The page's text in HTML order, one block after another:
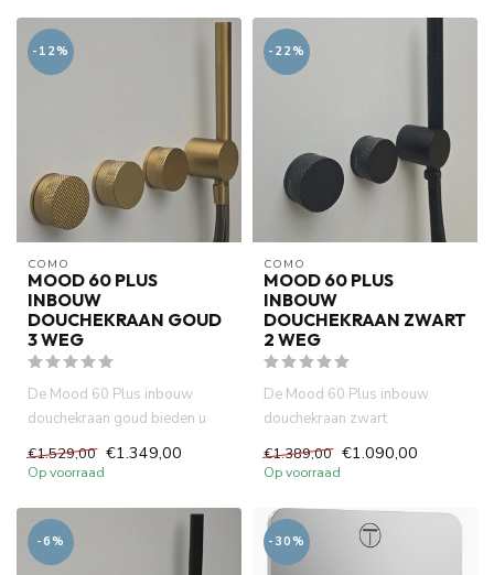
-12%
COMO
MOOD 60 PLUS
INBOUW
DOUCHEKRAAN GOUD
3 WEG
De Mood 60 Plus inbouw
douchekraan goud bieden u
Tegelijkerti...
€1.529,00 €1.349,00
Op voorraad
-22%
COMO
MOOD 60 PLUS
INBOUW
DOUCHEKRAAN ZWART
2 WEG
De Mood 60 Plus inbouw
douchekraan zwart
een luxe s...
€1.389,00 €1.090,00
Op voorraad
-6% -30%